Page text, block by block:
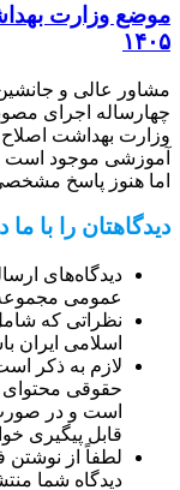
موضع وزارت
۱۴۰۵
مشاور عالی و جانشین
چهارساله اجرای
وزارت بهداشت
آموزشی موجود است و
اما هنوز پاسخ
دیدگاهتان را با ما
دیدگاه‌های
عمومی
نظراتی که شامل
اسلامی ایران
لازم به ذکر
حقوقی محتوای
است و در
قابل پیگیری
لطفاً از نوشتن
دیدگاه شما